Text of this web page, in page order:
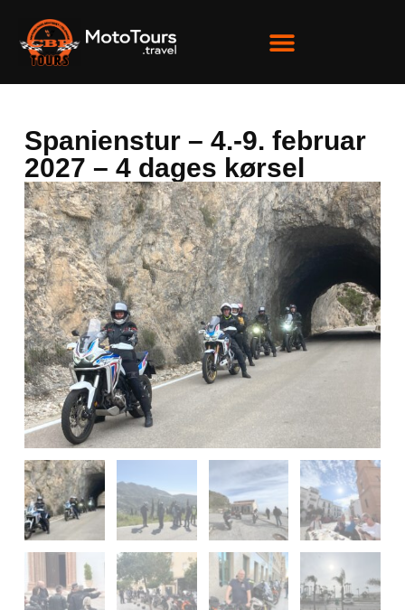
Spanienstur – 4.-9. februar
2027 – 4 dages kørsel